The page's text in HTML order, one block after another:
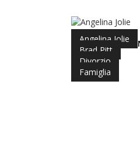
Angelina Jolie
Brad Pitt
Divorzio
Famiglia
di Redazione